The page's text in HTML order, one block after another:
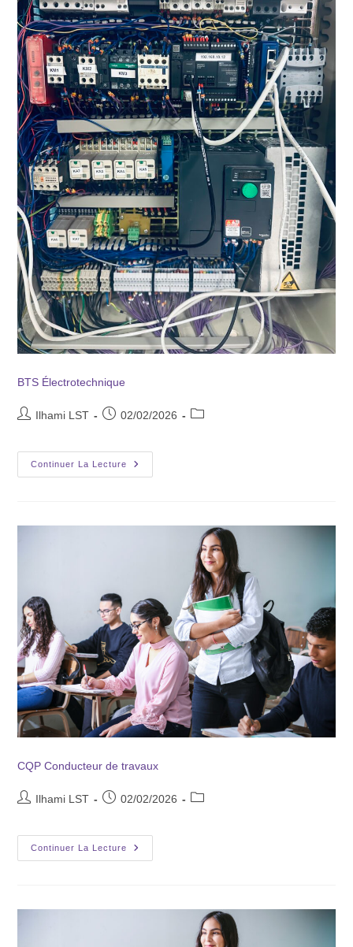
BTS Électrotechnique
Ilhami LST 02/02/2026
Continuer La Lecture
CQP Conducteur de travaux
Ilhami LST 02/02/2026
Continuer La Lecture